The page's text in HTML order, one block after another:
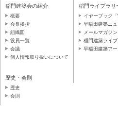
稲門建築会の紹介
概要
会長挨拶
組織図
役員一覧
会議
個人情報取り扱いについて
歴史・会則
歴史
会則
稲門ライブラリ
イヤーブック「
早稲田建築ニュ
メールマガジン
稲門建築ライ
早稲田建築アー